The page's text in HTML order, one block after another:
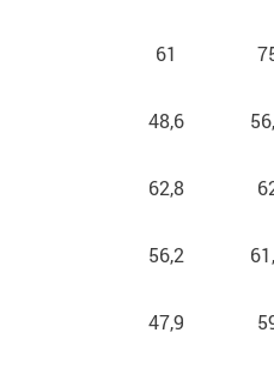
61
48,6
62,8
56,2
47,9